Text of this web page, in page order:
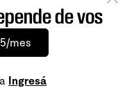
de vos
mes
Ingresá